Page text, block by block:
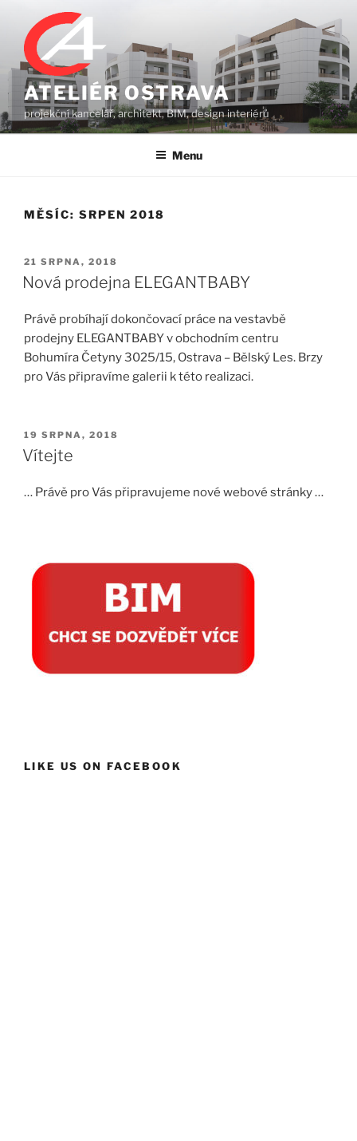
obsahu
webu
ATELIÉR OSTRAVA
projekční kancelář, architekt, BIM, design interiérů
Menu
MĚSÍC: SRPEN 2018
PUBLIKOVÁNO
21 SRPNA, 2018
Nová prodejna ELEGANTBABY
Právě probíhají dokončovací práce na vestavbě
prodejny ELEGANTBABY v obchodním centru
Bohumíra Četyny 3025/15, Ostrava – Bělský Les. Brzy
pro Vás připravíme galerii k této realizaci.
PUBLIKOVÁNO
19 SRPNA, 2018
Vítejte
… Právě pro Vás připravujeme nové webové stránky …
LIKE US ON FACEBOOK